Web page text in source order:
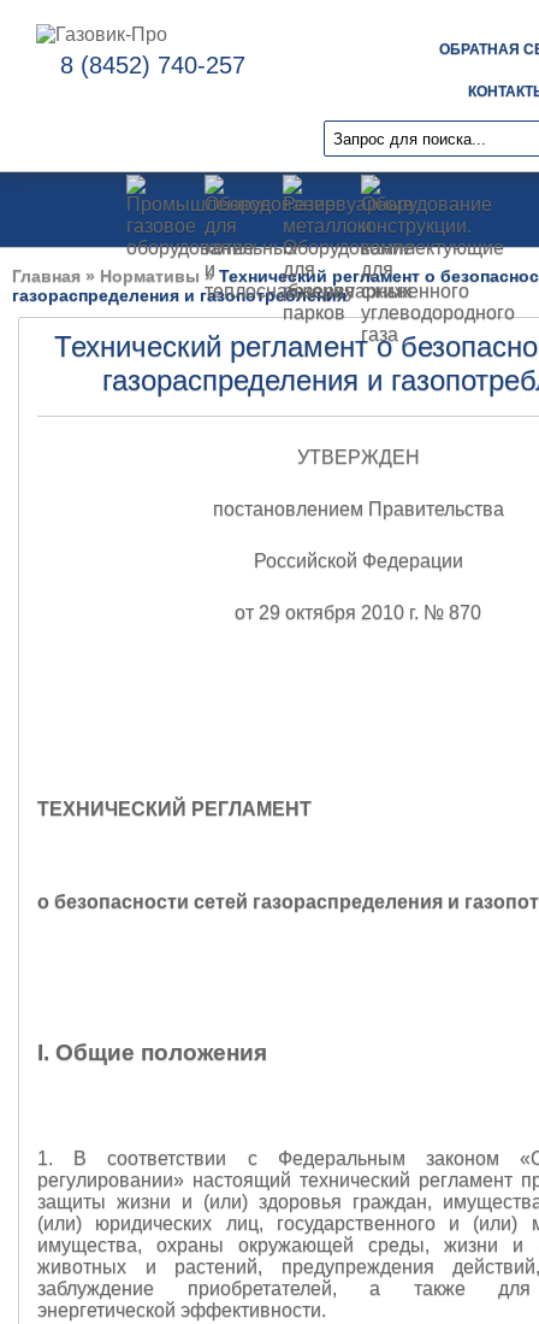
8 (8452) 740-257
ОБРАТНАЯ
Главная » Нормативы » Технический регламент о
газораспределения и газопотребления
Технический регламент о
газораспределения и
УТВЕРЖДЕН
постановлением Правительства
Российской Федерации
от 29 октября 2010 г. № 870
ТЕХНИЧЕСКИЙ РЕГЛАМЕНТ
о безопасности сетей газораспределения и
I. Общие положения
1. В соответствии с Федеральным законом «О
регулировании» настоящий технический регламент
защиты жизни и (или) здоровья граждан,
(или) юридических лиц, государственного и (или)
имущества, охраны окружающей среды, жизни и
животных и растений, предупреждения
заблуждение приобретателей, а также для
энергетической эффективности.